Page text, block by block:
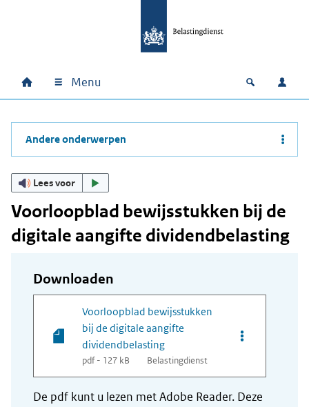
Hoofdnavigatie
Home Menu Open
Andere onderwerpen
Lees voor
Voorloopblad bewijsstukken bij de
digitale aangifte dividendbelasting
Downloaden
Voorloopblad bewijsstukken
bij de digitale aangifte
dividendbelasting
pdf - 127 kB Belastingdienst
Opties van
De pdf kunt u lezen met Adobe Reader. Deze